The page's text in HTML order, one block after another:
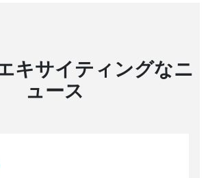
キサイティングなニ
ュース